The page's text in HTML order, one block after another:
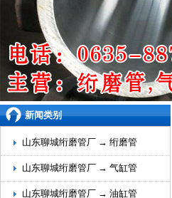
新闻类别
山东聊城绗磨管厂 → 绗磨管
山东聊城绗磨管厂 → 气缸管
山东聊城绗磨管厂 → 油缸管